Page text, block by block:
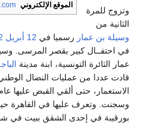
الموقع الإلكتروني .com
وتزوج للمرة
الثانية من
وسيلة بن عمار رسميا في 12 أبريل
في احتفــال كبير بقصر المرسى.
عمار الثائرة التونسية، ابنة مدينة
قادت عددا من عمليات النضال
الاستعمار، حتى ألقي القبض عليها
وسجنت. وتعرف عليها في القاهرة
بورقيبة في إحدى الشقق ببيت في